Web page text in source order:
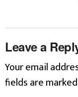
Leave a
Your email
fields are marked